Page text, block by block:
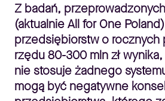
Z badań,
(aktualnie All for One
przedsiębiorstw o rocznych
rzędu 80-300 mln zł
nie stosuje żadnego
mogą być negatywne